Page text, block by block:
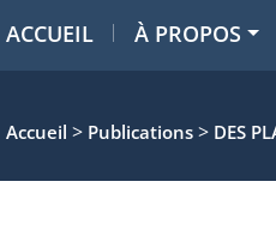
ACCUEIL À PROPOS
Accueil > Publications > DES